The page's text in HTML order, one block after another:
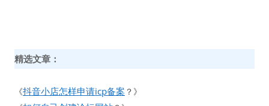
精选文章：
《抖音小店怎样申请icp备案 ？》